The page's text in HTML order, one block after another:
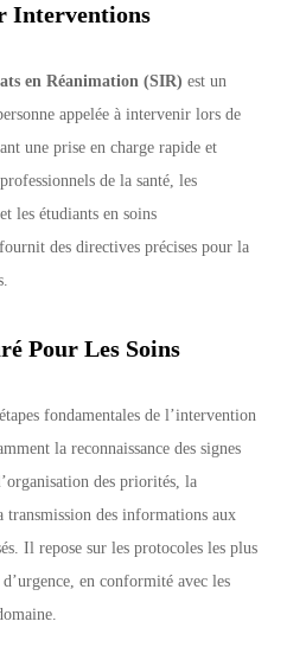
Interventions
en Réanimation (SIR) est un
appelée à intervenir lors de
une prise en charge rapide et
de la santé, les
les étudiants en soins
des directives précises pour la
Pour Les Soins
fondamentales de l’intervention
la reconnaissance des signes
des priorités, la
des informations aux
Il repose sur les protocoles les plus
en conformité avec les